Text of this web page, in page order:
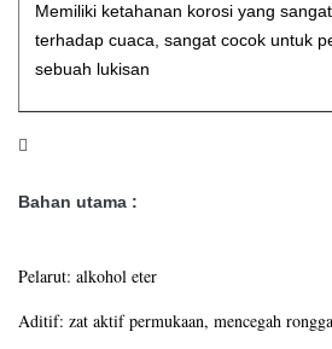
Memiliki ketahanan korosi yang
terhadap cuaca, sangat cocok untuk
sebuah lukisan

Bahan utama :
Pelarut: alkohol eter
Aditif: zat aktif permukaan, mencegah